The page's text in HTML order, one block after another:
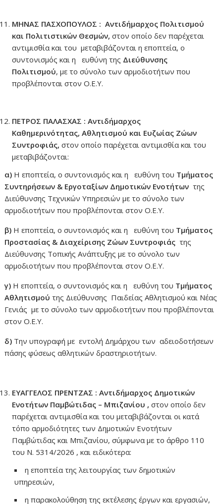
ΜΗΝΑΣ ΠΑΣΧΟΠΟΥΛΟΣ : Αντιδήμαρχος Πολιτισμού
και Πολιτιστικών Θεσμών,στον οποίο δεν παρέχεται
αντιμισθία και του μεταβιβάζονται η εποπτεία, ο
συντονισμός και η ευθύνη της Διεύθυνσης
Πολιτισμού, με το σύνολο των αρμοδιοτήτων που
προβλέπονται στον Ο.Ε.Υ.
ΠΕΤΡΟΣ ΠΑΛΑΣΧΑΣ : Αντιδήμαρχος
Καθημερινότητας, Αθλητισμού και Ευζωίας Ζώων
Συντροφιάς,στον οποίο παρέχεται αντιμισθία και του
μεταβιβάζονται:
α) Η εποπτεία, ο συντονισμός και η ευθύνη του Τμήματος
Συντηρήσεων & Εργοταξίων Δημοτικών Ενοτήτων της
Διεύθυνσης Τεχνικών Υπηρεσιών με το σύνολο των
αρμοδιοτήτων που προβλέπονται στον Ο.Ε.Υ.
β) Η εποπτεία, ο συντονισμός και η ευθύνη του Τμήματος
Προστασίας & Διαχείρισης Ζώων Συντροφιάς της
Διεύθυνσης Τοπικής Ανάπτυξης με το σύνολο των
αρμοδιοτήτων που προβλέπονται στον Ο.Ε.Υ.
γ) Η εποπτεία, ο συντονισμός και η ευθύνη του Τμήματος
Αθλητισμούτης Διεύθυνσης Παιδείας Αθλητισμού και Νέας
Γενιάς με το σύνολο των αρμοδιοτήτων που προβλέπονται
στον Ο.Ε.Υ.
δ) Την υπογραφή με εντολή Δημάρχου των αδειοδοτήσεων
πάσης φύσεως αθλητικών δραστηριοτήτων.
ΕΥΑΓΓΕΛΟΣ ΠΡΕΝΤΖΑΣ : Αντιδήμαρχος Δημοτικών
Ενοτήτων Παμβώτιδας – Μπιζανίου ,στον οποίο δεν
παρέχεται αντιμισθία και του μεταβιβάζονται οι κατά
τόπο αρμοδιότητες των Δημοτικών Ενοτήτων
Παμβώτιδας και Μπιζανίου, σύμφωνα με το άρθρο 110
του Ν. 5314/2026 , και ειδικότερα:
η εποπτεία της λειτουργίας των δημοτικών
υπηρεσιών,
η παρακολούθηση της εκτέλεσης έργων και εργασιών,